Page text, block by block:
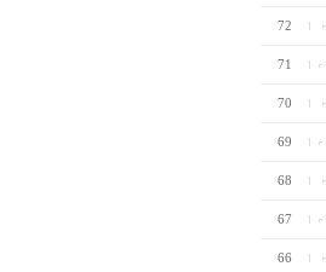
72
71
70
69
68
67
66